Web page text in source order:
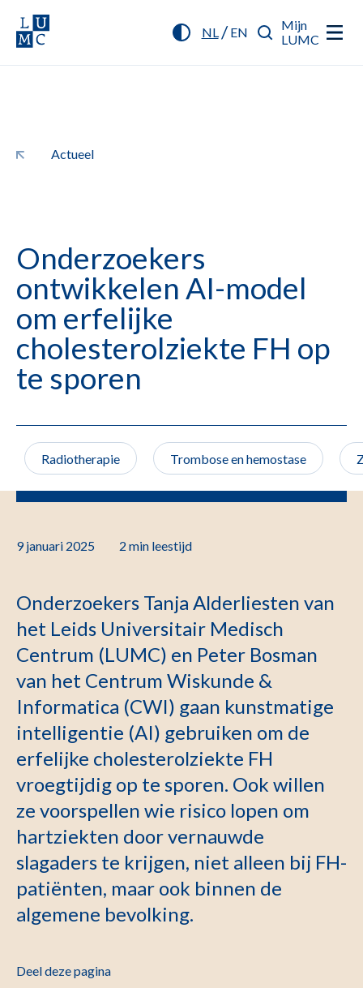
NL/ EN
Mijn
LUMC
Actueel
Onderzoekers
ontwikkelen AI-model
om erfelijke
cholesterolziekte FH op
te sporen
Radiotherapie Trombose en hemostase
9 januari 2025 2 min leestijd
Onderzoekers Tanja Alderliesten van
het Leids Universitair Medisch
Centrum (LUMC) en Peter Bosman
van het Centrum Wiskunde &
Informatica (CWI) gaan kunstmatige
intelligentie (AI) gebruiken om de
erfelijke cholesterolziekte FH
vroegtijdig op te sporen. Ook willen
ze voorspellen wie risico lopen om
hartziekten door vernauwde
slagaders te krijgen, niet alleen bij FH-
patiënten, maar ook binnen de
algemene bevolking.
Deel deze pagina